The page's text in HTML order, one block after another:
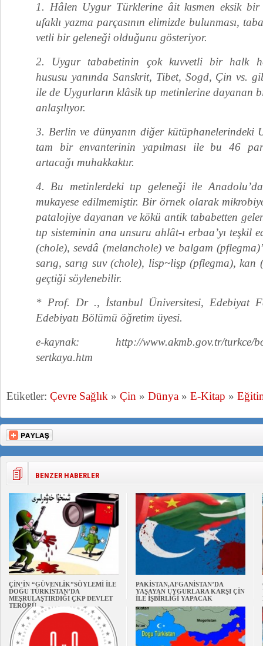
1. Hâlen Uygur Türklerine âit kısmen eksik
ufaklı yazma parçasının elimizde bulunması,
vetli bir geleneği olduğunu gösteriyor.
2. Uygur tababetinin çok kuvvetli bir halk
hususu yanında Sanskrit, Tibet, Sogd, Çin vs.
ile de Uygurların klâsik tıp metinlerine dayanan
anlaşılıyor.
3. Berlin ve dünyanın diğer kütüphanelerindeki
tam bir envanterinin yapılması ile bu 46
artacağı muhakkaktır.
4. Bu metinlerdeki tıp geleneği ile
mukayese edilmemiştir. Bir örnek olarak
patalojiye dayanan ve kökü antik tababetten
tıp sisteminin ana unsuru ahlât-ı erbaa’yı teşkil
(chole), sevdâ (melanchole) ve balgam
sarıg, sarıg suv (chole), lisp~lişp (pflegma),
geçtiği söylenebilir.
* Prof. Dr ., İstanbul Üniversitesi, Edebiyat
Edebiyatı Bölümü öğretim üyesi.
e-kaynak: http://www.akmb.gov.tr/turkce/
sertkaya.htm
Etiketler: Çevre Sağlık » Çin » Dünya » E-Kitap »
BENZER HABERLER
ÇİN’İN “GÜVENLİK”SÖYLEMİ İLE
DOĞU TÜRKİSTAN’DA
MEŞRULAŞTIRDIĞI ÇKP DEVLET
TERÖRÜ
PAKİSTAN,AFGANİSTAN’DA
YAŞAYAN UYGURLARA KARŞI ÇİN
İLE İŞBİRLİĞİ YAPACAK